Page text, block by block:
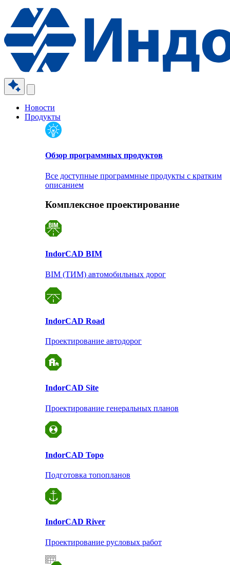
Новости
Продукты
Обзор программных продуктов
Все доступные программные продукты с кратким
описанием
Комплексное проектирование
IndorCAD BIM
BIM (ТИМ) автомобильных дорог
IndorCAD Road
Проектирование автодорог
IndorCAD Site
Проектирование генеральных планов
IndorCAD Topo
Подготовка топопланов
IndorCAD River
Проектирование русловых работ